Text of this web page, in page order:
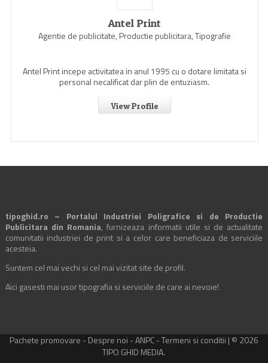
Antel Print
Agentie de publicitate, Productie publicitara, Tipografie
Antel Print incepe activitatea in anul 1995 cu o dotare limitata si
personal necalificat dar plin de entuziasm.
View Profile
tipoghid.ro – Portalul Industriei Poligrafice si de Productie
Publicitara din Romania, furnizeaza informatii utile si de actualitate
comunitatii industriei de print si a celor care beneficiaza de serviciile
acesteia.
Suntem cel mai vechi si cel mai vizitat site de profil.
Aici gasesti mai usor tipografia si serviciile de care ai nevoie!
Pachete promovare - Despre noi -ANPC-Termeni si conditii | © 2026
TIPO GHID MEDIA.